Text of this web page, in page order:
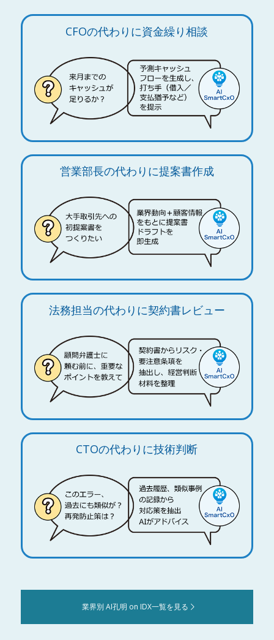
CFOの代わりに資金繰り相談
営業部長の代わりに提案書作成
法務担当の代わりに契約書レビュー
CTOの代わりに技術判断
業界別 AI孔明 on IDX一覧を見る